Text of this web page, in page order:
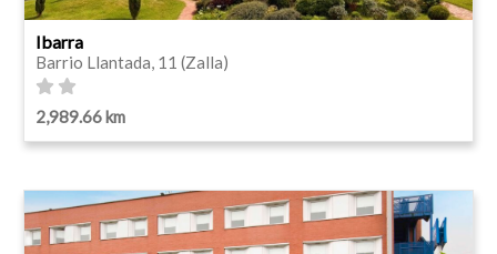
Ibarra
Barrio Llantada, 11 (Zalla)
2,989.66 km